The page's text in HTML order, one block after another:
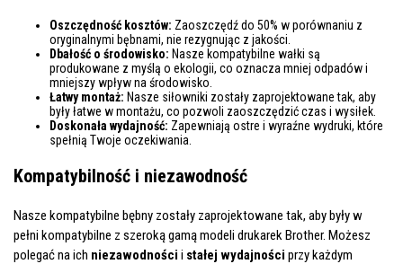
Oszczędność kosztów: Zaoszczędź do 50% w porównaniu z
oryginalnymi bębnami, nie rezygnując z jakości.
Dbałość o środowisko: Nasze kompatybilne wałki są
produkowane z myślą o ekologii, co oznacza mniej odpadów i
mniejszy wpływ na środowisko.
Łatwy montaż: Nasze siłowniki zostały zaprojektowane tak, aby
były łatwe w montażu, co pozwoli zaoszczędzić czas i wysiłek.
Doskonała wydajność: Zapewniają ostre i wyraźne wydruki, które
spełnią Twoje oczekiwania.
Kompatybilność i niezawodność
Nasze kompatybilne bębny zostały zaprojektowane tak, aby były w
pełni kompatybilne z szeroką gamą modeli drukarek Brother. Możesz
polegać na ich niezawodności i stałej wydajności przy każdym